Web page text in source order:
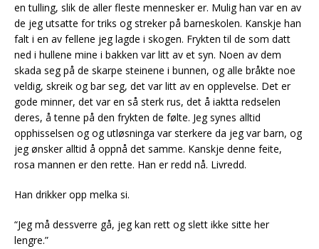
en tulling, slik de aller fleste mennesker er. Mulig han var en av
de jeg utsatte for triks og streker på barneskolen. Kanskje han
falt i en av fellene jeg lagde i skogen. Frykten til de som datt
ned i hullene mine i bakken var litt av et syn. Noen av dem
skada seg på de skarpe steinene i bunnen, og alle bråkte noe
veldig, skreik og bar seg, det var litt av en opplevelse. Det er
gode minner, det var en så sterk rus, det å iaktta redselen
deres, å tenne på den frykten de følte. Jeg synes alltid
opphisselsen og og utløsninga var sterkere da jeg var barn, og
jeg ønsker alltid å oppnå det samme. Kanskje denne feite,
rosa mannen er den rette. Han er redd nå. Livredd.
Han drikker opp melka si.
“Jeg må dessverre gå, jeg kan rett og slett ikke sitte her
lengre.”